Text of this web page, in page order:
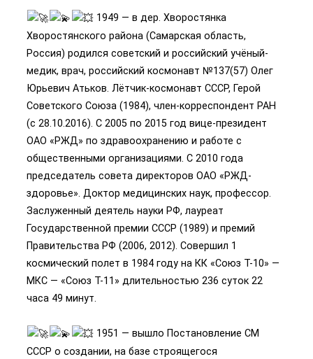
1949 — в дер. Хворостянка
Хворостянского района (Самарская область,
Россия) родился советский и российский учёный-
медик, врач, российский космонавт №137(57) Олег
Юрьевич Атьков. Лётчик-космонавт СССР, Герой
Советского Союза (1984), член-корреспондент РАН
(с 28.10.2016). С 2005 по 2015 год вице-президент
ОАО «РЖД» по здравоохранению и работе с
общественными организациями. С 2010 года
председатель совета директоров ОАО «РЖД-
здоровье». Доктор медицинских наук, профессор.
Заслуженный деятель науки РФ, лауреат
Государственной премии СССР (1989) и премий
Правительства РФ (2006, 2012). Совершил 1
космический полет в 1984 году на КК «Союз Т-10» —
МКС — «Союз Т-11» длительностью 236 суток 22
часа 49 минут.
1951 — вышло Постановление СМ
СССР о создании, на базе строящегося